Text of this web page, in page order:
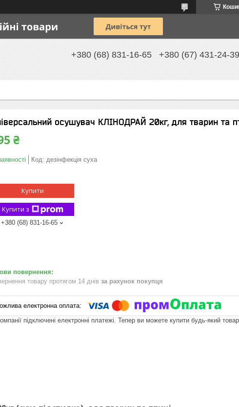
+380 (68) 831-16-65 +380 (67) 431-24-39
осушувач КЛІНОДРАЙ 20кг, для тварин та
₴
Код: дезінфекція суха
Купити
Купити з
+380 (68) 831-16-65
товару протягом 14 днів за рахунок покупця
підключені електронні платежі. Тепер ви можете купити будь-який